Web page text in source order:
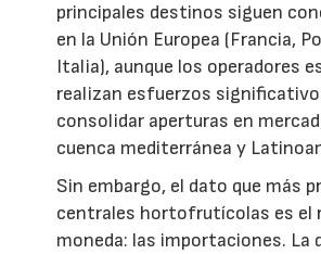
principales destinos siguen
en la Unión Europea (Francia,
Italia), aunque los operadores
realizan esfuerzos
consolidar aperturas en
cuenca mediterránea y
Sin embargo, el dato que más
centrales hortofrutícolas es el
moneda: las importaciones. La